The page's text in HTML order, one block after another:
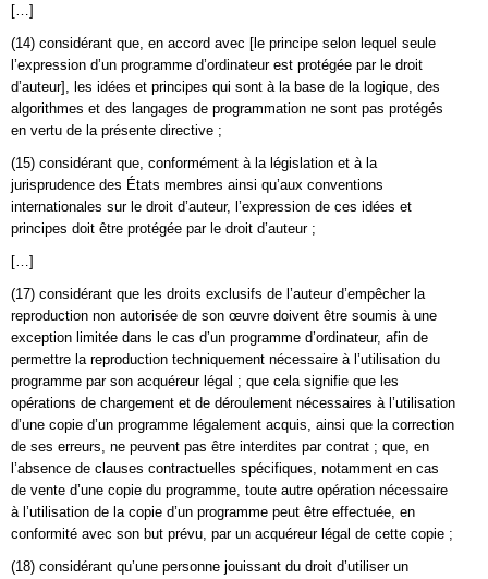
[…]
(14) considérant que, en accord avec [le principe selon lequel seule
l’expression d’un programme d’ordinateur est protégée par le droit
d’auteur], les idées et principes qui sont à la base de la logique, des
algorithmes et des langages de programmation ne sont pas protégés
en vertu de la présente directive ;
(15) considérant que, conformément à la législation et à la
jurisprudence des États membres ainsi qu’aux conventions
internationales sur le droit d’auteur, l’expression de ces idées et
principes doit être protégée par le droit d’auteur ;
[…]
(17) considérant que les droits exclusifs de l’auteur d’empêcher la
reproduction non autorisée de son œuvre doivent être soumis à une
exception limitée dans le cas d’un programme d’ordinateur, afin de
permettre la reproduction techniquement nécessaire à l’utilisation du
programme par son acquéreur légal ; que cela signifie que les
opérations de chargement et de déroulement nécessaires à l’utilisation
d’une copie d’un programme légalement acquis, ainsi que la correction
de ses erreurs, ne peuvent pas être interdites par contrat ; que, en
l’absence de clauses contractuelles spécifiques, notamment en cas
de vente d’une copie du programme, toute autre opération nécessaire
à l’utilisation de la copie d’un programme peut être effectuée, en
conformité avec son but prévu, par un acquéreur légal de cette copie ;
(18) considérant qu’une personne jouissant du droit d’utiliser un